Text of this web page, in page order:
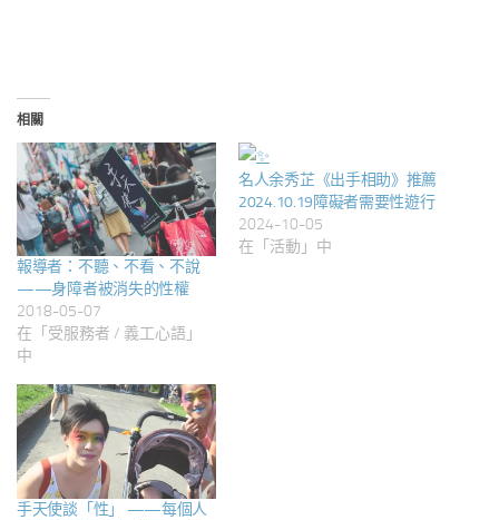
相關
報導者：不聽、不看、不說
——身障者被消失的性權
2018-05-07
在「受服務者 / 義工心語」
中
名人余秀芷《出手相助》推薦
2024.10.19障礙者需要性遊行
2024-10-05
在「活動」中
手天使談「性」 ——每個人